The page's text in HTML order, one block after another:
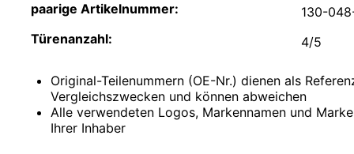
Chevrolet
Chrysler
Cupra
Dacia
Daewoo
paarige Artikelnummer:
130-
Türenanzahl:
4/5
Original-Teilenummern (OE-Nr.) dienen als
Vergleichszwecken und können abweichen
Alle verwendeten Logos, Markennamen und
Ihrer Inhaber